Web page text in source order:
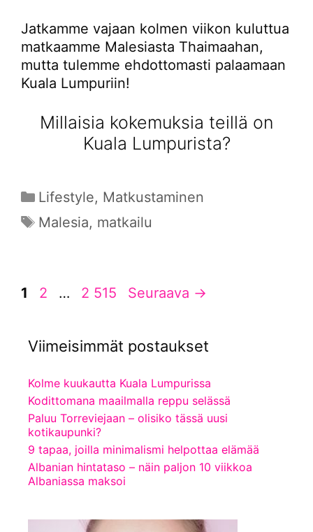
Jatkamme vajaan kolmen viikon kuluttua
matkaamme Malesiasta Thaimaahan,
mutta tulemme ehdottomasti palaamaan
Kuala Lumpuriin!
Millaisia kokemuksia teillä on
Kuala Lumpurista?
Kategoriat
Lifestyle, Matkustaminen
Avainsanat
Malesia, matkailu
Sivu
1 Sivu
2 … Sivu
2 515 Seuraava →
Viimeisimmät postaukset
Kolme kuukautta Kuala Lumpurissa
Kodittomana maailmalla reppu selässä
Paluu Torreviejaan – olisiko tässä uusi
kotikaupunki?
9 tapaa, joilla minimalismi helpottaa elämää
Albanian hintataso – näin paljon 10 viikkoa
Albaniassa maksoi